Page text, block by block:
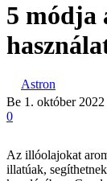
5 módja
Astron
Be 1. október 2022
0
Az illóolajokat
illatúak,